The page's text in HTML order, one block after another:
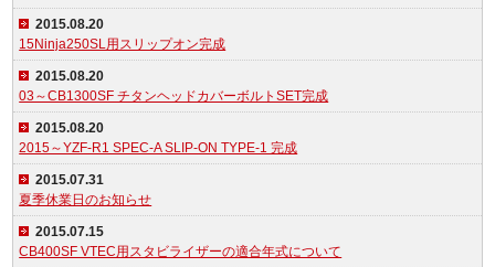
2015.08.20
15Ninja250SL用スリップオン完成
2015.08.20
03～CB1300SF チタンヘッドカバーボルトSET完成
2015.08.20
2015～YZF-R1 SPEC-A SLIP-ON TYPE-1 完成
2015.07.31
夏季休業日のお知らせ
2015.07.15
CB400SF VTEC用スタビライザーの適合年式について